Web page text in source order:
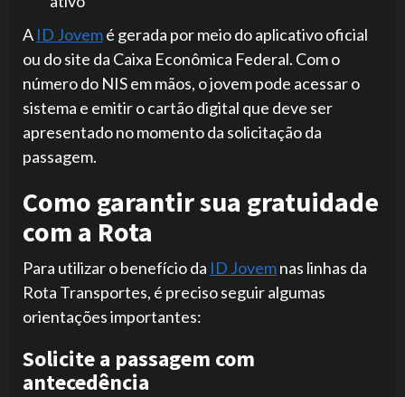
A ID Jovemé gerada por meio do aplicativo oficial
ou do site da Caixa Econômica Federal. Com o
número do NIS em mãos, o jovem pode acessar o
sistema e emitir o cartão digital que deve ser
apresentado no momento da solicitação da
passagem.
Como garantir sua gratuidade
com a Rota
Para utilizar o benefício da ID Jovemnas linhas da
Rota Transportes, é preciso seguir algumas
orientações importantes:
Solicite a passagem com
antecedência